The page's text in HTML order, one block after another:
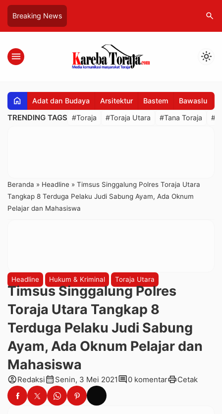
Breaking News search
menu light_mode
home Adat dan Budaya Arsitektur Bastem Bawaslu
TRENDING TAGS #Toraja #Toraja Utara #Tana Toraja
Beranda » Headline » Timsus Singgalung Polres Toraja Utara
Tangkap 8 Terduga Pelaku Judi Sabung Ayam, Ada Oknum
Pelajar dan Mahasiswa
Headline Hukum & Kriminal Toraja Utara
Timsus Singgalung Polres
Toraja Utara Tangkap 8
Terduga Pelaku Judi Sabung
Ayam, Ada Oknum Pelajar dan
Mahasiswa
account_circleRedaksicalendar_month Senin, 3 Mei 2021comment0 komentarprintCetak